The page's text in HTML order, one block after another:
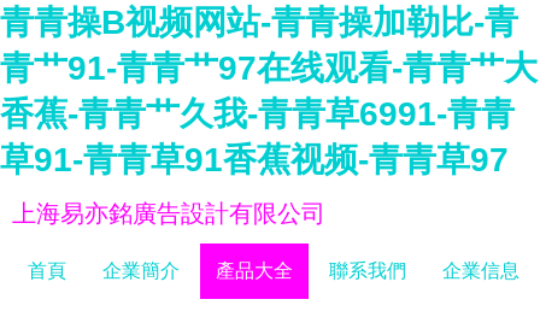
青青操B视频网站-青青操加勒比-青
青艹91-青青艹97在线观看-青青艹大
香蕉-青青艹久我-青青草6991-青青
草91-青青草91香蕉视频-青青草97
上海易亦銘廣告設計有限公司
首頁 企業簡介 產品大全 聯系我們 企業信息